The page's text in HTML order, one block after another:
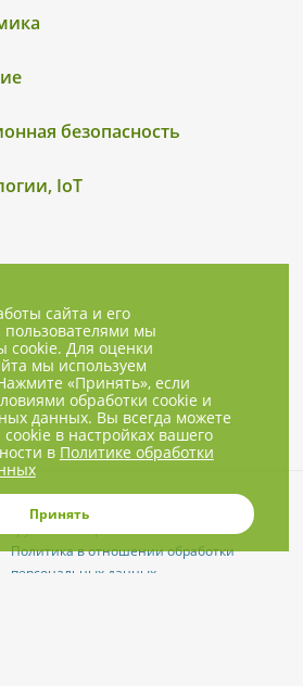
безопасность
IoT
© 2001-2026, NBPrice.ru — проект
Политика в отношении обработки
персональных данных
сайта и его
пользователями мы
cookie. Для оценки
мы используем
«Принять», если
обработки cookie и
данных. Вы всегда можете
в настройках вашего
в Политике обработки
Принять